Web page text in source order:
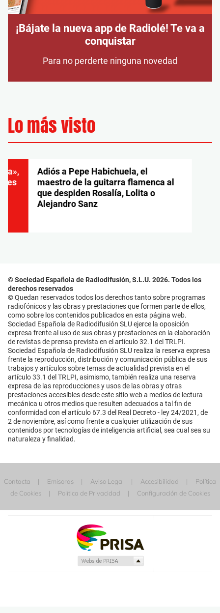
¡Bájate la nueva app de Radiolé! Te va a
conquistar
Para no perderte ninguna novedad
Lo más visto
es
Adiós a Pepe Habichuela, el
maestro de la guitarra flamenca al
que despiden Rosalía, Lolita o
Alejandro Sanz
© Sociedad Española de Radiodifusión, S.L.U. 2026. Todos los
derechos reservados
© Quedan reservados todos los derechos tanto sobre programas
radiofónicos y las obras y prestaciones que formen parte de ellos,
como sobre los contenidos publicados en esta página web.
Sociedad Española de Radiodifusión SLU ejerce la oposición
expresa frente al uso de sus obras y prestaciones en la elaboración
de revistas de prensa prevista en el artículo 32.1 del TRLPI.
Sociedad Española de Radiodifusión SLU realiza la reserva expresa
frente la reproducción, distribución y comunicación pública de sus
trabajos y artículos sobre temas de actualidad prevista en el
artículo 33.1 del TRLPI, asimismo, también realiza una reserva
expresa de las reproducciones y usos de las obras y otras
prestaciones accesibles desde este sitio web a medios de lectura
mecánica u otros medios que resulten adecuados a tal fin de
conformidad con el artículo 67.3 del Real Decreto - ley 24/2021, de
2 de noviembre, así como frente a cualquier utilización de sus
contenidos por tecnologías de inteligencia artificial, sea cual sea su
naturaleza y finalidad.
Contacta Emisoras Aviso Legal Accesibilidad
Política
de Cookies
Política de Privacidad Configuración de Cookies